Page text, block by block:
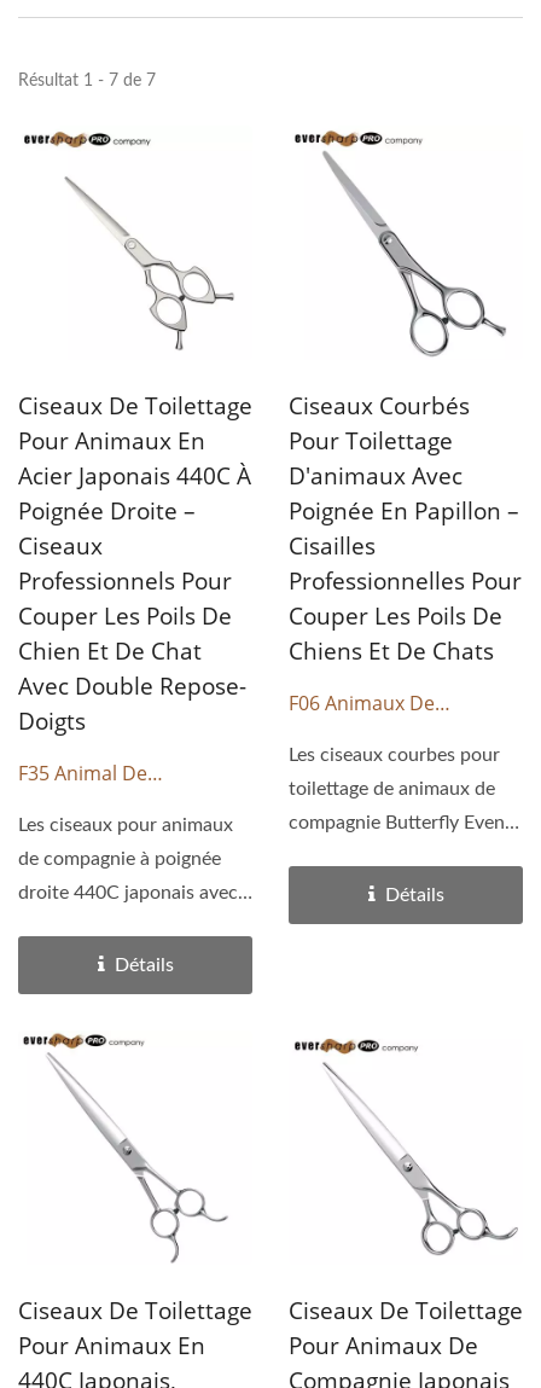
Résultat 1 - 7 de 7
Ciseaux De Toilettage
Pour Animaux En
Acier Japonais 440C À
Poignée Droite –
Ciseaux
Professionnels Pour
Couper Les Poils De
Chien Et De Chat
Avec Double Repose-
Doigts
F35 Animal De
Les ciseaux pour animaux
de compagnie à poignée
droite 440C japonais avec
Détails
Ciseaux Courbés
Pour Toilettage
D'animaux Avec
Poignée En Papillon –
Cisailles
Professionnelles Pour
Couper Les Poils De
Chiens Et De Chats
F06 Animaux De
Les ciseaux courbes pour
toilettage de animaux de
compagnie Butterfly Even
Détails
Ciseaux De Toilettage
Pour Animaux En
440C Japonais,
Ciseaux De Toilettage
Pour Animaux De
Compagnie Japonais